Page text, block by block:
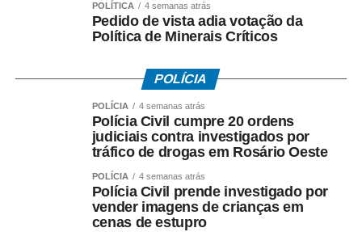
pagamento do intervalo para refeição como hora
extraordinária.
COMENTE ABAIXO:
WhatsApp
Facebook
Twitter
Messenger
LinkedIn
Share
POLÍTICA 4 semanas atrás
Pedido de vista adia votação da
Política de Minerais Críticos
POLÍCIA
POLÍCIA 4 semanas atrás
Polícia Civil cumpre 20 ordens
judiciais contra investigados por
tráfico de drogas em Rosário Oeste
POLÍCIA 4 semanas atrás
Polícia Civil prende investigado por
vender imagens de crianças em
cenas de estupro